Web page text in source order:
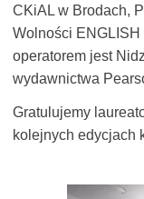
CKiAL w Brodach,
Wolności
operatorem jest
wydawnictwa
Gratulujemy
kolejnych edycjach